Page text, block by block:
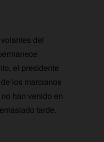
del
el presidente
los marcianos
han venido en
tarde.